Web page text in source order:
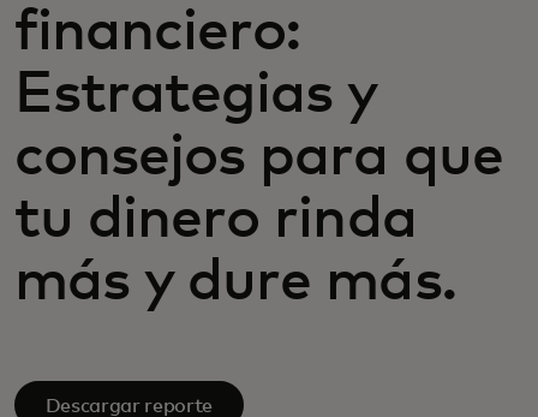
financiero:
Estrategias y
consejos para que
tu dinero rinda
más y dure más.
Descargar reporte